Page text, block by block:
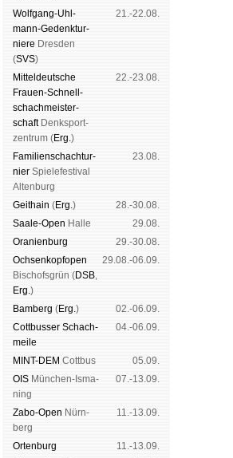
Wolf­gang-Uhl­
mann-Ge­denk­tur­
niere Dres­den
(SVS)
21.-22.08.
Mit­tel­deu­tsche
Frauen-Schnell­
schach­meis­ter­
schaftDenk­sport­
zen­trum (Erg.)
22.-23.08.
Familien­schach­tur­
nier Spiele­fes­ti­val
Al­ten­burg
23.08.
Geit­hain (Erg.)
28.-30.08.
Saale-Open Halle
29.08.
Oranien­burg
29.-30.08.
Och­sen­kopf­open
Bischofs­grün (DSB,
Erg.)
29.08.-06.09.
Bam­berg (Erg.)
02.-06.09.
Cott­busser Schach­
meile
04.-06.09.
MINT-DEM Cott­bus
05.09.
OIS Mün­chen-Is­ma­
ning
07.-13.09.
Zabo-Open Nürn­
berg
11.-13.09.
Orten­burg
11.-13.09.